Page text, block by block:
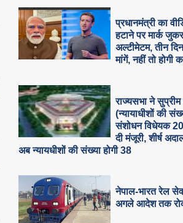
प्रधानमंत्री का
हटाने पर मार्क
अल्टीमेटम, तीन
मांगें, नहीं तो होगी
राज्यसभा ने सुप्रीम
(न्यायाधीशों की
संशोधन विधेयक
दी मंजूरी, शीर्ष
अब न्यायधीशों की संख्या होगी 38
नेपाल-भारत रेल
अगले आदेश तक